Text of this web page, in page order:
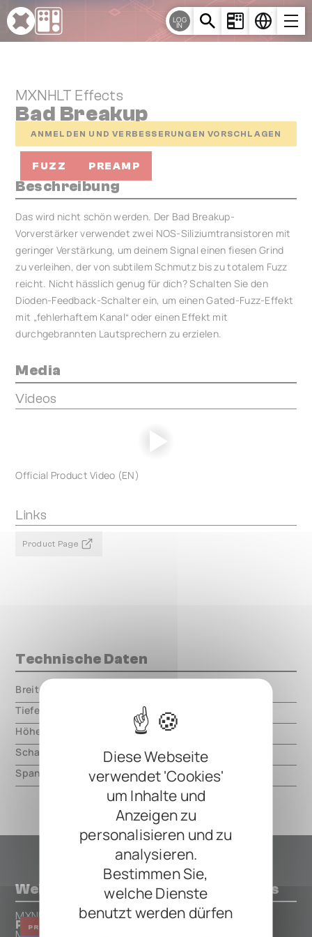
Cookie-Einstellungen
Diese Webseite
verwendet 'Cookies'
um Inhalte und
Anzeigen zu
personalisieren und zu
analysieren.
Bestimmen Sie,
welche Dienste
benutzt werden dürfen
LOG
IN
MXNHLT Effects
Bad Breakup
ANMELDEN UND VERBESSERUNGEN VORSCHLAGEN
FUZZ PREAMP
Beschreibung
Das wird nicht schön werden. Der Bad Breakup-
Vorverstärker verwendet zwei NOS-Siliziumtransistoren mit
geringer Verstärkung, um deinem Signal einen fiesen Grind
zu verleihen, der von subtilem Schmutz bis zu totalem Fuzz
reicht. Nicht hässlich genug für dich? Schalten Sie den
Dioden-Feedback-Schalter ein, um einen Gated-Fuzz-Effekt
mit „fehlerhaftem Kanal“ oder einen Effekt mit
durchgebrannten Lautsprechern zu erzielen.
Media
Videos
Official Product Video (EN)
Links
Product Page
Technische Daten
Breite
Tiefe
000.00 mm
Höhe
000.00 mm
Schaltungsart
analog
Spannung
9V DC, center negative
Weitere Pedals von MXNHLT Effects
PREAMP
MXNHLT Effects
Porta424 Channel Strip